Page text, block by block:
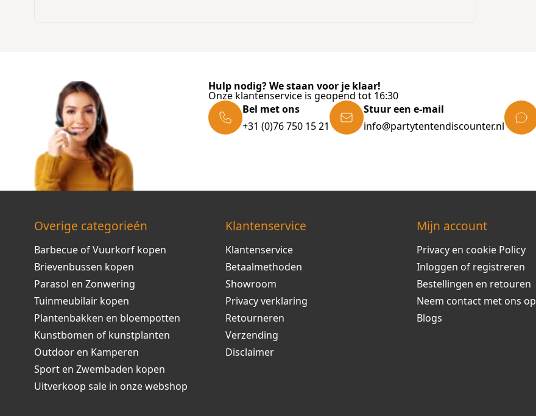
Hulp nodig? We staan voor je klaar!
Onze klantenservice is geopend tot 16:30
Bel met ons
+31 (0)76 750 15 21
Stuur een e-mail
info@partytentendiscounter.nl
Overige categorieén
Barbecue of Vuurkorf kopen
Brievenbussen kopen
Parasol en Zonwering
Tuinmeubilair kopen
Plantenbakken en bloempotten
Kunstbomen of kunstplanten
Outdoor en Kamperen
Sport en Zwembaden kopen
Uitverkoop sale in onze webshop
Klantenservice
Klantenservice
Betaalmethoden
Showroom
Privacy verklaring
Retourneren
Verzending
Disclaimer
Mijn account
Privacy en cookie Policy
Inloggen of registreren
Bestellingen en retouren
Neem contact met ons op
Blogs